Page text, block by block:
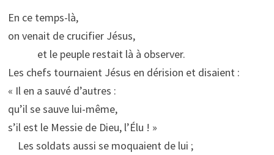
En ce temps-là,
on venait de crucifier Jésus,
et le peuple restait là à observer.
Les chefs tournaient Jésus en dérision et disaient :
« Il en a sauvé d’autres :
qu’il se sauve lui-même,
s’il est le Messie de Dieu, l’Élu ! »
Les soldats aussi se moquaient de lui ;